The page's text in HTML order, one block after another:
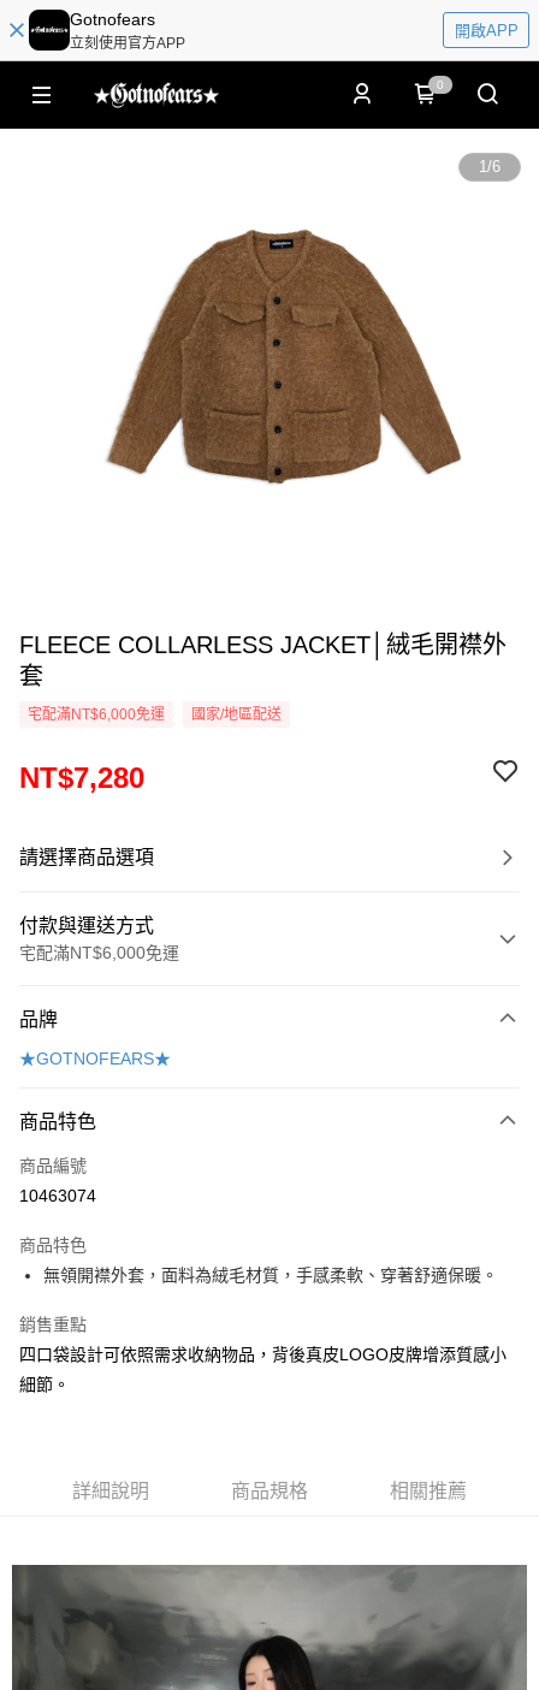
Gotnofears
立刻使用官方APP
開啟APP
0
1/6
FLEECE COLLARLESS JACKET│絨毛開襟外
套
宅配滿NT$6,000免運 國家/地區配送
NT$7,280
請選擇商品選項
付款與運送方式
宅配滿NT$6,000免運
信用卡一次付款
悠遊付
AFTEE先享後付
相關說明
AFTEE先享後付是「在收到商品之後才付款」的支付方式。 讓您購物簡單
便利好安心！
１．簡單：不需註冊會員、不需綁卡、不需儲值。
３．安心：先確認商品／服務後，再付款。
【「AFTEE先享後付」結帳流程】
１．於結帳方式選擇「AFTEE先享後付」後，將跳轉至「AFTEE先享後付」
ATM／網路銀行／等多元方式進行付款，方視為交易完成。
※ 請注意：結帳手續完成當下不需立刻繳費，但若您需要取消訂單，請聯絡
※ 交易是否成功請以「AFTEE先享後付 」之結帳頁面顯示為準，若有關於
是否繳費成功／繳費後需取消欲退款等相關疑問，請聯繫「AFTEE先享後付
客戶支援中心」
https://netprotections.freshdesk.com/support/home
１．透過由恩沛科技股份有限公司提供之「AFTEE先享後付」服務完成之交
ATM付款
每筆NT$60
離島宅配
每筆NT$320，滿NT$8,000(含以上)免運費
付款後門市自取
品牌
★GOTNOFEARS★
商品特色
商品編號
10463074
商品特色
無領開襟外套，面料為絨毛材質，手感柔軟、穿著舒適保暖。
銷售重點
四口袋設計可依照需求收納物品，背後真皮LOGO皮牌增添質感小
細節。
詳細說明 商品規格 相關推薦